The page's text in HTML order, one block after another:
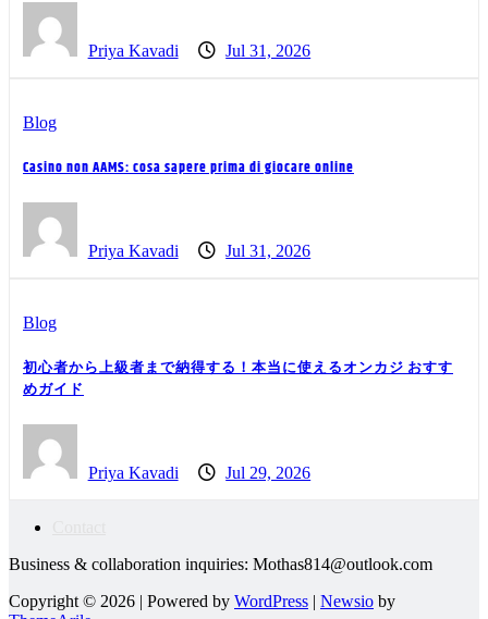
Priya Kavadi Jul 31, 2026
Blog
Casino non AAMS: cosa sapere prima di giocare online
Priya Kavadi Jul 31, 2026
Blog
初心者から上級者まで納得する！本当に使えるオンカジ おすす
めガイド
Priya Kavadi Jul 29, 2026
Business & collaboration inquiries: Mothas814@outlook.com
Copyright © 2026 | Powered by WordPress | Newsio by